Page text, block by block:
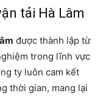
tải Hà Lâm
được thành lập từ
trong lĩnh vực
ty luôn cam kết
thời gian, mang lại